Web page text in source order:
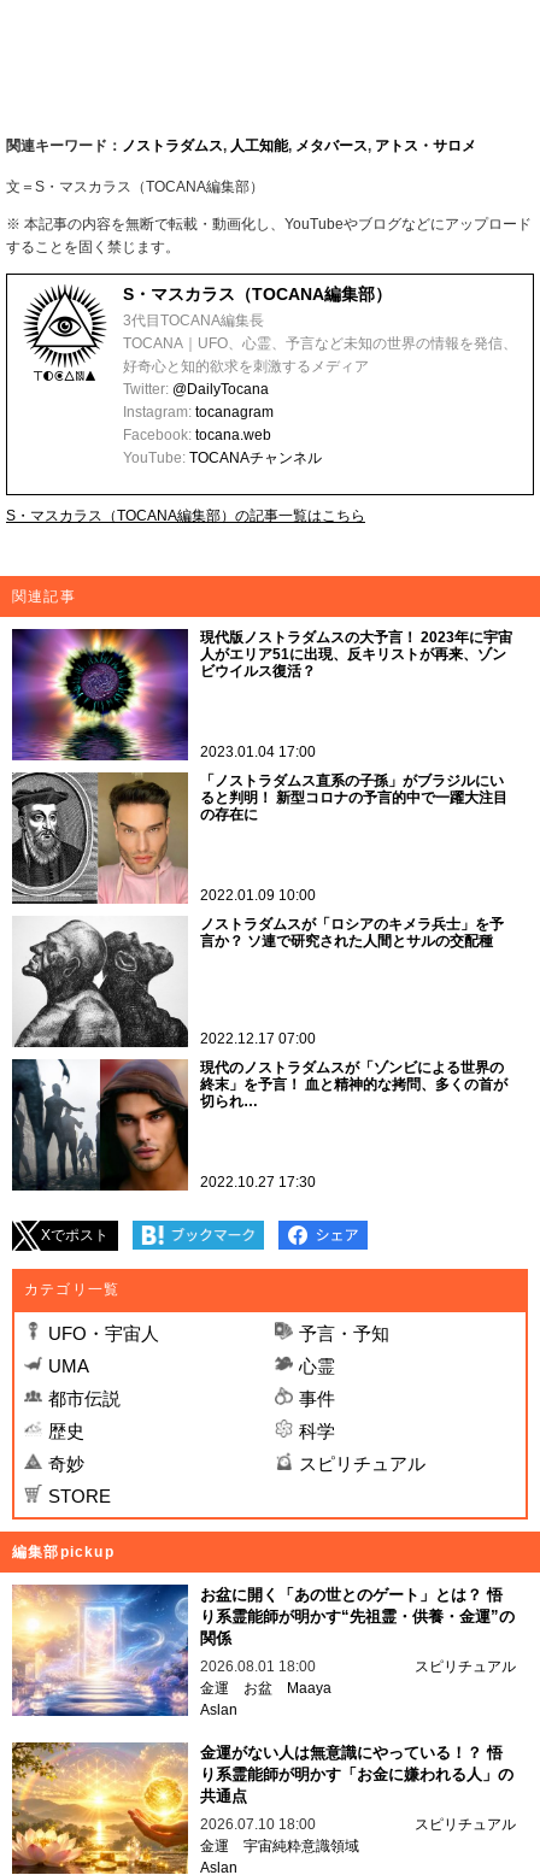
関連キーワード： ノストラダムス, 人工知能, メタバース, アトス・サロメ
文＝S・マスカラス（TOCANA編集部）
※ 本記事の内容を無断で転載・動画化し、YouTubeやブログなどにアップロード
することを固く禁じます。
S・マスカラス（TOCANA編集部）
3代目TOCANA編集長
TOCANA｜UFO、心霊、予言など未知の世界の情報を発信、
好奇心と知的欲求を刺激するメディア
Twitter: @DailyTocana
Instagram: tocanagram
Facebook: tocana.web
YouTube: TOCANAチャンネル
S・マスカラス（TOCANA編集部）の記事一覧はこちら
関連記事
現代版ノストラダムスの大予言！ 2023年に宇宙
人がエリア51に出現、反キリストが再来、ゾン
ビウイルス復活？
2023.01.04 17:00
「ノストラダムス直系の子孫」がブラジルにい
ると判明！ 新型コロナの予言的中で一躍大注目
の存在に
2022.01.09 10:00
ノストラダムスが「ロシアのキメラ兵士」を予
言か？ ソ連で研究された人間とサルの交配種
2022.12.17 07:00
現代のノストラダムスが「ゾンビによる世界の
終末」を予言！ 血と精神的な拷問、多くの首が
切られ…
2022.10.27 17:30
Xでポスト
カテゴリ一覧
UFO・宇宙人
予言・予知
UMA
心霊
都市伝説
事件
歴史
科学
奇妙
スピリチュアル
STORE
編集部pickup
お盆に開く「あの世とのゲート」とは？ 悟
り系霊能師が明かす“先祖霊・供養・金運”の
関係
2026.08.01 18:00
スピリチュアル
金運
お盆
Maaya
Aslan
金運がない人は無意識にやっている！？ 悟
り系霊能師が明かす「お金に嫌われる人」の
共通点
2026.07.10 18:00
スピリチュアル
金運 宇宙純粋意識領域
Aslan